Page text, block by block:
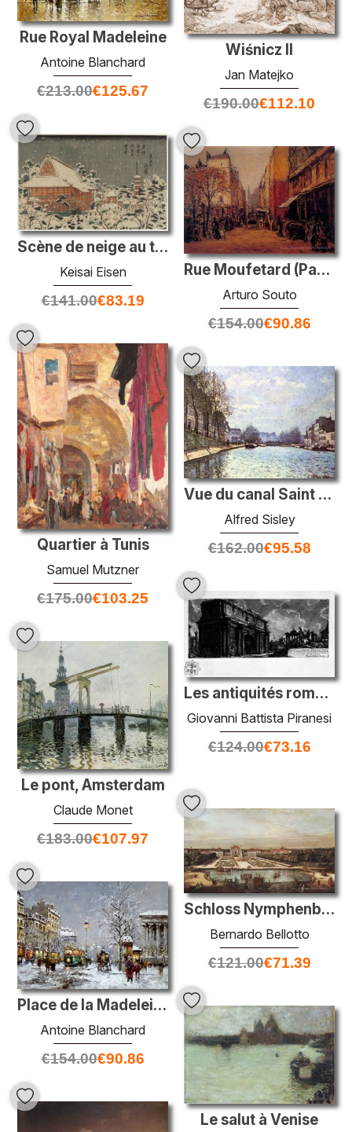
Wiśnicz II
Jan Matejko
€190.00€112.10
Rue Royal Madeleine
Antoine Blanchard
€213.00€125.67
Scène de neige au temple Sensô-ji à Kinryûzan dans la capitale o
Keisai Eisen
€141.00€83.19
Rue Moufetard (Parigi)
Arturo Souto
€154.00€90.86
Quartier à Tunis
Samuel Mutzner
€175.00€103.25
Vue du canal Saint Martin
Alfred Sisley
€162.00€95.58
Les antiquités romaines, t. 1, planche xxxi. Arche de Septimius
Giovanni Battista Piranesi
€124.00€73.16
Le pont, Amsterdam
Claude Monet
€183.00€107.97
Schloss Nymphenburg
Bernardo Bellotto
€121.00€71.39
Place de la Madeleine, hiver
Antoine Blanchard
€154.00€90.86
Le salut à Venise